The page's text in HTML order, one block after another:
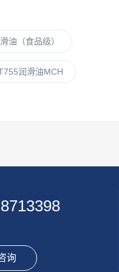
油（食品级）
润滑油MCH
询